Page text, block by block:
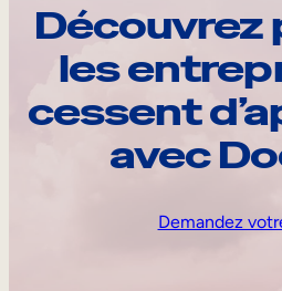
Découvrez
les
cessent
avec
Demandez